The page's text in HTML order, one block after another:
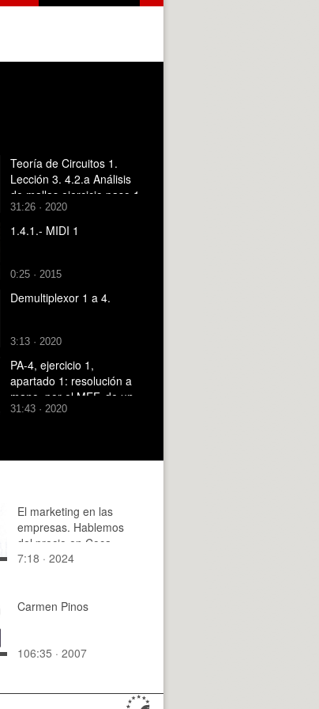
Teoría de Circuitos 1.
Lección 3. 4.2.a Análisis
de mallas ejercicio paso 1
31:26 · 2020
1.4.1.- MIDI 1
0:25 · 2015
Demultiplexor 1 a 4.
3:13 · 2020
PA-4, ejercicio 1,
apartado 1: resolución a
mano, por el MEF, de un
ménsula isostática
31:43 · 2020
El marketing en las
empresas. Hablemos
del precio en Coca-
Cola
7:18 · 2024
Carmen Pinos
106:35 · 2007